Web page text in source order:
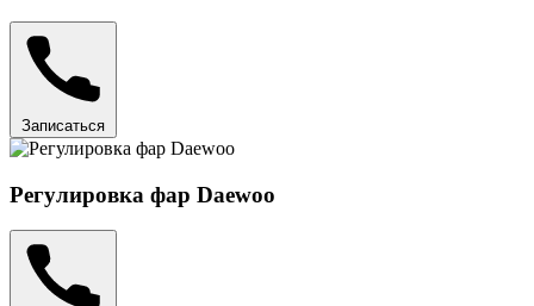
Записаться
Регулировка фар Daewoo